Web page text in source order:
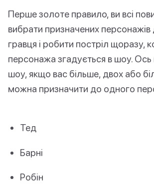
Перше золоте правило, ви всі
вибрати призначених
гравця і робити постріл щоразу,
персонажа згадується в шоу. Ось
шоу, якщо вас більше, двох або
можна призначити до одного
Тед
Барні
Робін